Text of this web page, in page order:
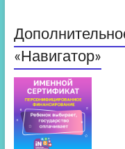
«Навигатор»